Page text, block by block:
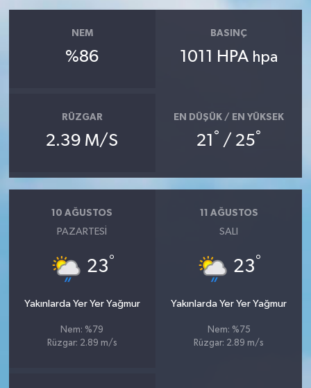
NEM
%86
BASINÇ
1011 HPA hpa
RÜZGAR
2.39 M/S
EN DÜŞÜK / EN YÜKSEK
21 ° / 25°
10 AĞUSTOS
PAZARTESI
23°
Yakınlarda Yer Yer Yağmur
Nem: %79
Rüzgar: 2.89 m/s
11 AĞUSTOS
SALI
23°
Yakınlarda Yer Yer Yağmur
Nem: %75
Rüzgar: 2.89 m/s